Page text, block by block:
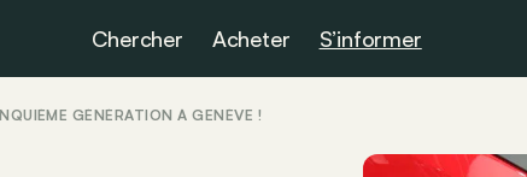
Chercher Acheter S’informer
GÉNÉRATION À GENÈVE !